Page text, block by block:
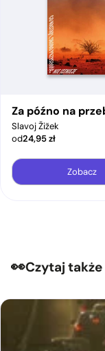
Za późno na
Slavoj Žižek
od24,95zł
Zobacz
Czytaj także